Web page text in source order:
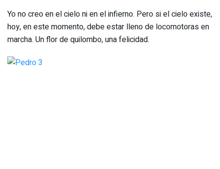
Yo no creo en el cielo ni en el infierno. Pero si el cielo existe,
hoy, en este momento, debe estar lleno de locomotoras en
marcha. Un flor de quilombo, una felicidad.